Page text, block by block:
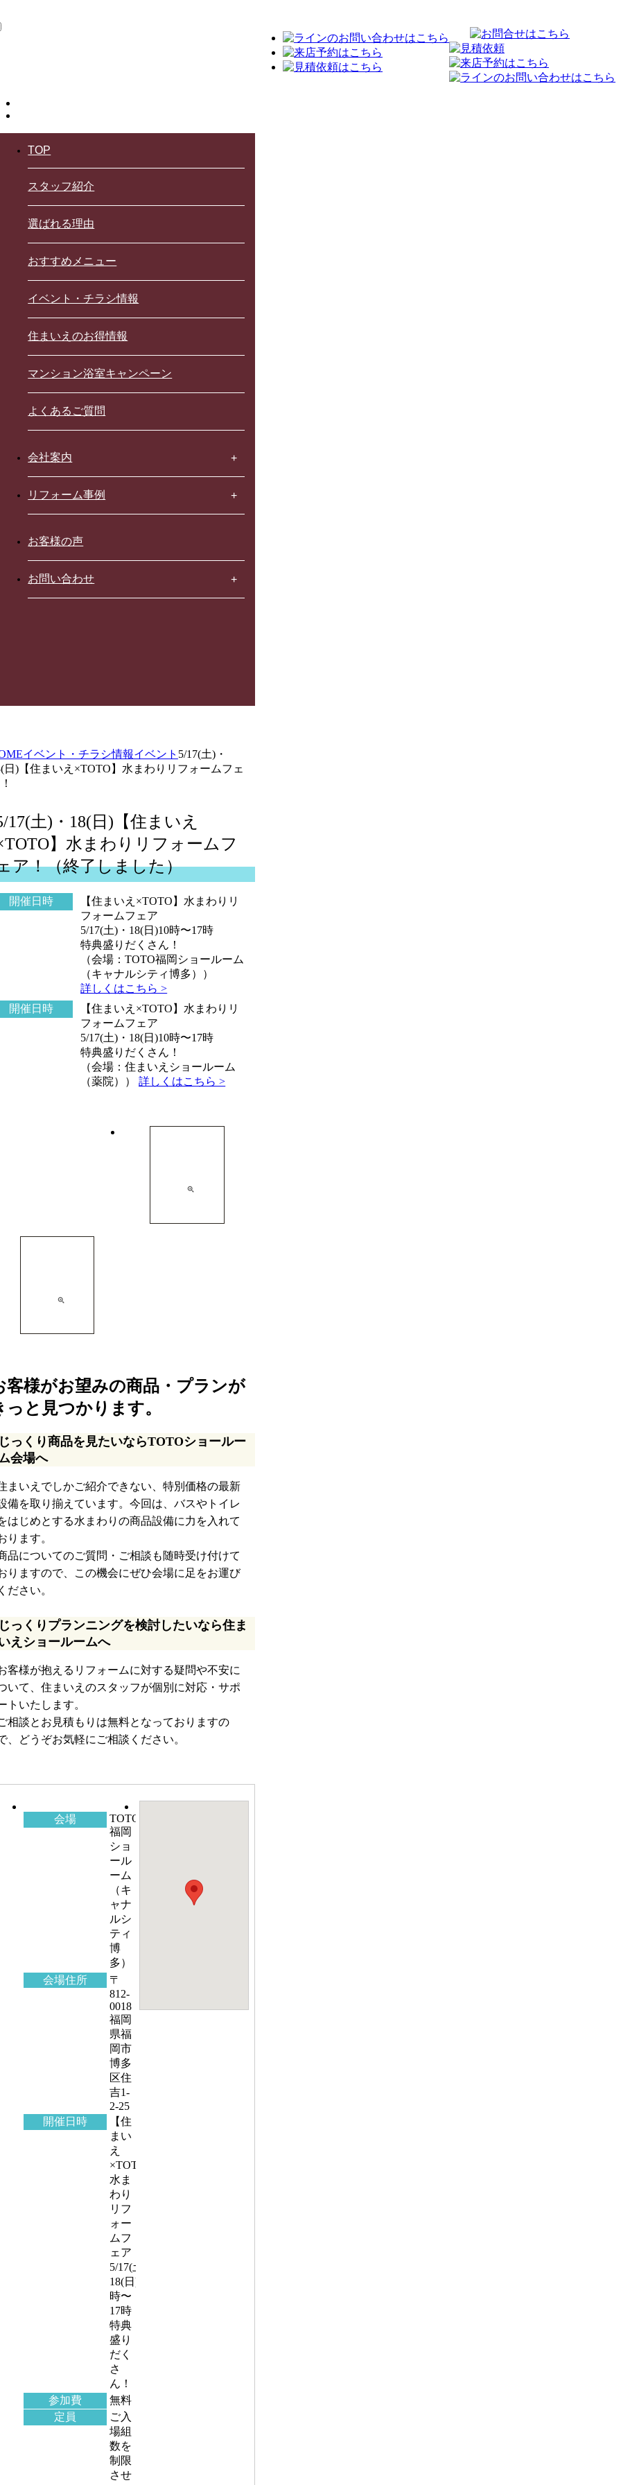
TOP
スタッフ紹介
選ばれる理由
おすすめメニュー
イベント・チラシ情報
住まいえのお得情報
マンション浴室キャンペーン
よくあるご質問
会社案内
リフォーム事例
お客様の声
お問い合わせ
イベント・チラシ情報イベント 5/17(土)・
日)【住まいえ×TOTO】水まわりリフォームフェ
17(土)・18(日)【住まいえ
】水まわりリフォームフ
ア！（終了しました）
開催日時
【住まいえ×TOTO】水まわりリ
フォームフェア
5/17(土)・18(日)10時〜17時
特典盛りだくさん！
（会場：TOTO福岡ショールーム
（キャナルシティ博多））
詳しくはこちら >
開催日時
【住まいえ×TOTO】水まわりリ
フォームフェア
5/17(土)・18(日)10時〜17時
特典盛りだくさん！
（会場：住まいえショールーム
（薬院））詳しくはこちら >
客様がお望みの商品・プランが
っと見つかります。
っくり商品を見たいならTOTOショールー
会場へ
まいえでしかご紹介できない、特別価格の最新
備を取り揃えています。今回は、バスやトイレ
はじめとする水まわりの商品設備に力を入れて
ります。
品についてのご質問・ご相談も随時受け付けて
りますので、この機会にぜひ会場に足をお運び
ださい。
っくりプランニングを検討したいなら住ま
えショールームへ
客様が抱えるリフォームに対する疑問や不安に
いて、住まいえのスタッフが個別に対応・サポ
トいたします。
相談とお見積もりは無料となっておりますの
、どうぞお気軽にご相談ください。
会場
TOTO
福岡
ショ
ール
ーム
（キ
ャナ
ルシ
ティ
博
多）
会場住所
〒
812-
0018
福岡
県福
岡市
博多
区住
吉1-
2-25
開催日時
【住
まい
え
×TOTO】
水ま
わり
リフ
ォー
ムフ
ェア
5/17(土)・
18(日)10
時〜
17時
特典
盛り
だく
さ
ん！
参加費
無料
定員
ご入
場組
数を
制限
させ